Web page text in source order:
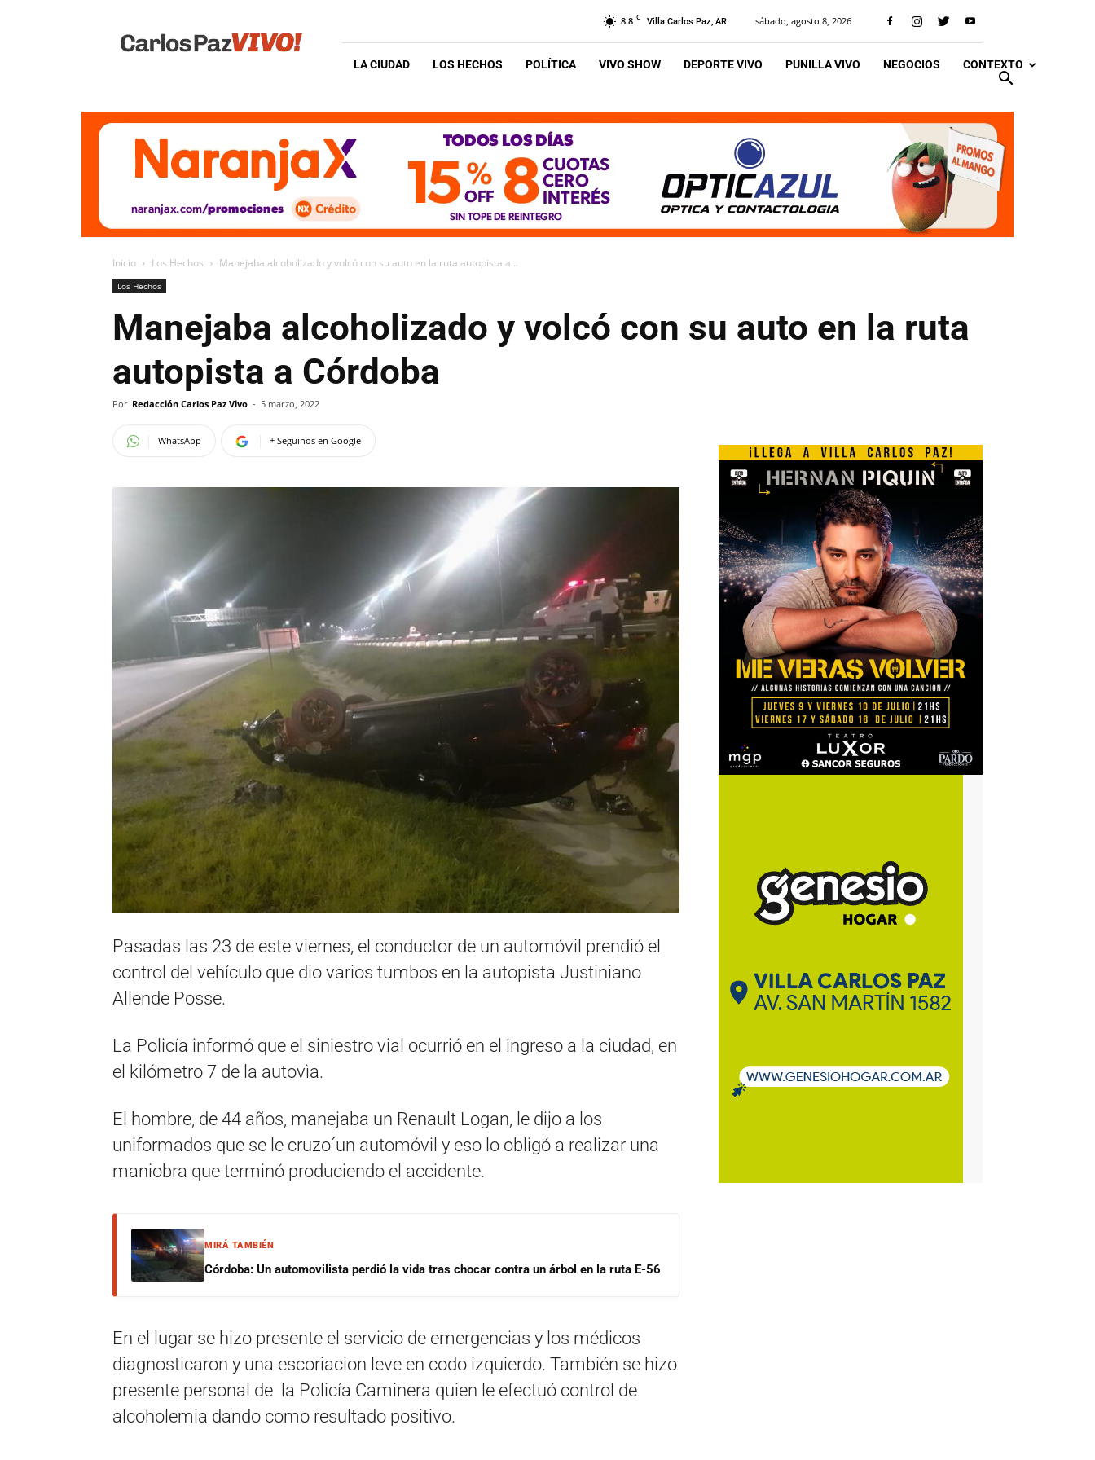
Vivo
8.8 C Villa Carlos Paz, AR sábado, agosto 8, 2026
LA CIUDAD LOS HECHOS POLÍTICA VIVO SHOW DEPORTE VIVO PUNILLA VIVO NEGOCIOS CONTEXTO
Inicio Los Hechos Manejaba alcoholizado y volcó con su auto en la ruta autopista a...
Los Hechos
Manejaba alcoholizado y volcó con su auto en la ruta
autopista a Córdoba
Por Redacción Carlos Paz Vivo - 5 marzo, 2022
WhatsApp + Seguinos en Google
Pasadas las 23 de este viernes, el conductor de un automóvil prendió el
control del vehículo que dio varios tumbos en la autopista Justiniano
Allende Posse.
La Policía informó que el siniestro vial ocurrió en el ingreso a la ciudad, en
el kilómetro 7 de la autovìa.
El hombre, de 44 años, manejaba un Renault Logan, le dijo a los
uniformados que se le cruzo´un automóvil y eso lo obligó a realizar una
maniobra que terminó produciendo el accidente.
MIRÁ TAMBIÉN
Córdoba: Un automovilista perdió la vida tras chocar contra un árbol en la ruta E-56
En el lugar se hizo presente el servicio de emergencias y los médicos
diagnosticaron y una escoriacion leve en codo izquierdo. También se hizo
presente personal de la Policía Caminera quien le efectuó control de
alcoholemia dando como resultado positivo.